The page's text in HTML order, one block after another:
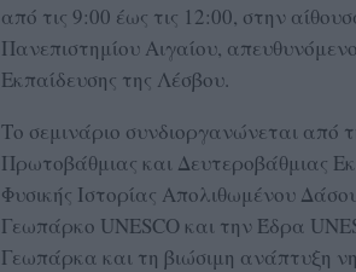
από τις 9:00 έως τις 12:00, στην
Πανεπιστημίου Αιγαίου,
Εκπαίδευσης της Λέσβου.
Το σεμινάριο συνδιοργανώνεται από
Πρωτοβάθμιας και Δευτεροβάθμιας
Φυσικής Ιστορίας Απολιθωμένου
Γεωπάρκο UNESCO και την Έδρα
Γεωπάρκα και τη βιώσιμη ανάπτυξη